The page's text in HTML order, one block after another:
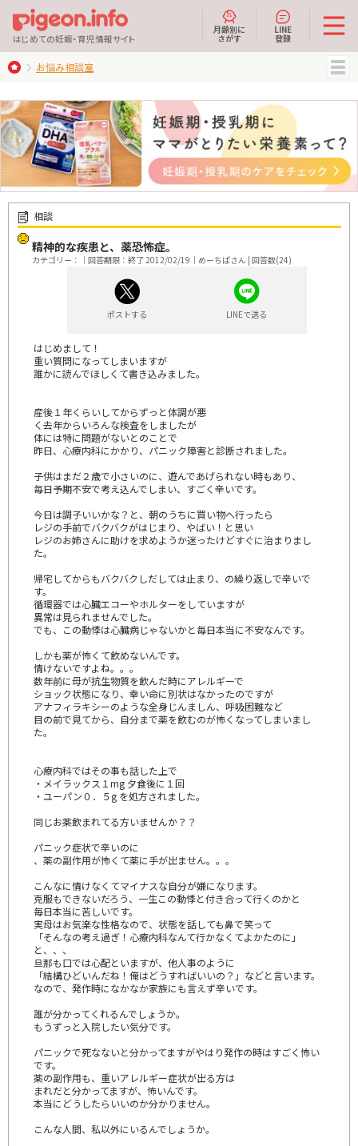
はじめての妊娠・育児情報サイト
月齢別に
さがす
LINE
登録
お悩み相談室
相談
精神的な疾患と、薬恐怖症。
カテゴリー：｜回答期限：終了 2012/02/19｜めーちぱさん | 回答数(24)
ポストする LINEで送る
はじめまして！
重い質問になってしまいますが
誰かに読んでほしくて書き込みました。
産後１年くらいしてからずっと体調が悪
く去年からいろんな検査をしましたが
体には特に問題がないとのことで
昨日、心療内科にかかり、パニック障害と診断されました。
子供はまだ２歳で小さいのに、遊んであげられない時もあり、
毎日予期不安で考え込んでしまい、すごく辛いです。
今日は調子いいかな？と、朝のうちに買い物へ行ったら
レジの手前でバクバクがはじまり、やばい！と思い
レジのお姉さんに助けを求めようか迷ったけどすぐに治まりまし
た。
帰宅してからもバクバクしだしては止まり、の繰り返しで辛いで
す。
循環器では心臓エコーやホルターをしていますが
異常は見られませんでした。
でも、この動悸は心臓病じゃないかと毎日本当に不安なんです。
しかも薬が怖くて飲めないんです。
情けないですよね。。。
数年前に母が抗生物質を飲んだ時にアレルギーで
ショック状態になり、幸い命に別状はなかったのですが
アナフィラキシーのような全身じんましん、呼吸困難など
目の前で見てから、自分まで薬を飲むのが怖くなってしまいまし
た。
心療内科ではその事も話した上で
・メイラックス１mg 夕食後に１回
・ユーパン０．５g を処方されました。
同じお薬飲まれてる方いませんか？？
パニック症状で辛いのに
、薬の副作用が怖くて薬に手が出ません。。。
こんなに情けなくてマイナスな自分が嫌になります。
克服もできないだろう、一生この動悸と付き合って行くのかと
毎日本当に苦しいです。
実母はお気楽な性格なので、状態を話しても鼻で笑って
「そんなの考え過ぎ！心療内科なんて行かなくてよかたのに」
と、、、
旦那も口では心配といますが、他人事のように
「結構ひどいんだね！俺はどうすればいいの？」などと言います。
なので、発作時になかなか家族にも言えず辛いです。
誰が分かってくれるんでしょうか。
もうずっと入院したい気分です。
パニックで死なないと分かってますがやはり発作の時はすごく怖い
です。
薬の副作用も、重いアレルギー症状が出る方は
まれだと分かってますが、怖いんです。
本当にどうしたらいいのか分かりません。
こんな人間、私以外にいるんでしょうか。